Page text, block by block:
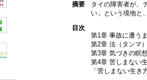
摘要
タイの障害者が、
い」という境地と
目次
第1章 事故に遭う
第2章 法（タンマ
第3章 気づきの瞑
第4章 苦しまない
「苦しまない生き